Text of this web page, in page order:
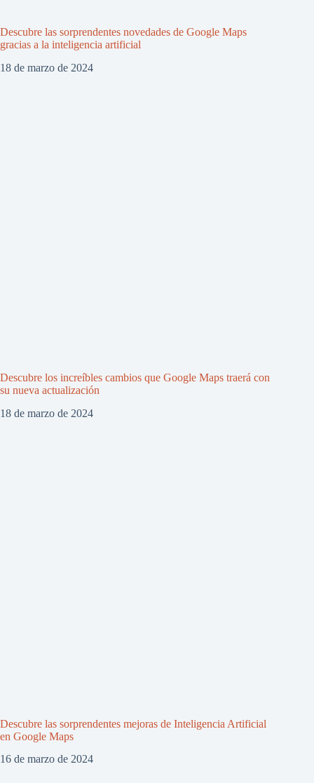
Descubre las sorprendentes novedades de Google Maps
gracias a la inteligencia artificial
18 de marzo de 2024
Descubre los increíbles cambios que Google Maps traerá con
su nueva actualización
18 de marzo de 2024
Descubre las sorprendentes mejoras de Inteligencia Artificial
en Google Maps
16 de marzo de 2024